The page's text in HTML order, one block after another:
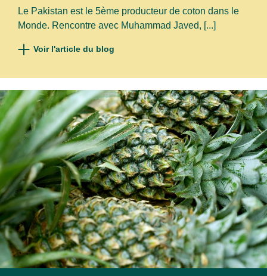
Le Pakistan est le 5ème producteur de coton dans le
Monde. Rencontre avec Muhammad Javed, [...]
Voir l'article du blog
Votre adresse email pour vous inscrire*
PRÉNOM*
SOCIÉTÉ
J'accepte de recevoir vos emails et confirme
avoir pris connaissance de votrepolitique de
confidentialité et mention légales